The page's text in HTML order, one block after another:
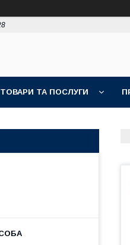
ТОВАРИ ТА ПОСЛУГИ